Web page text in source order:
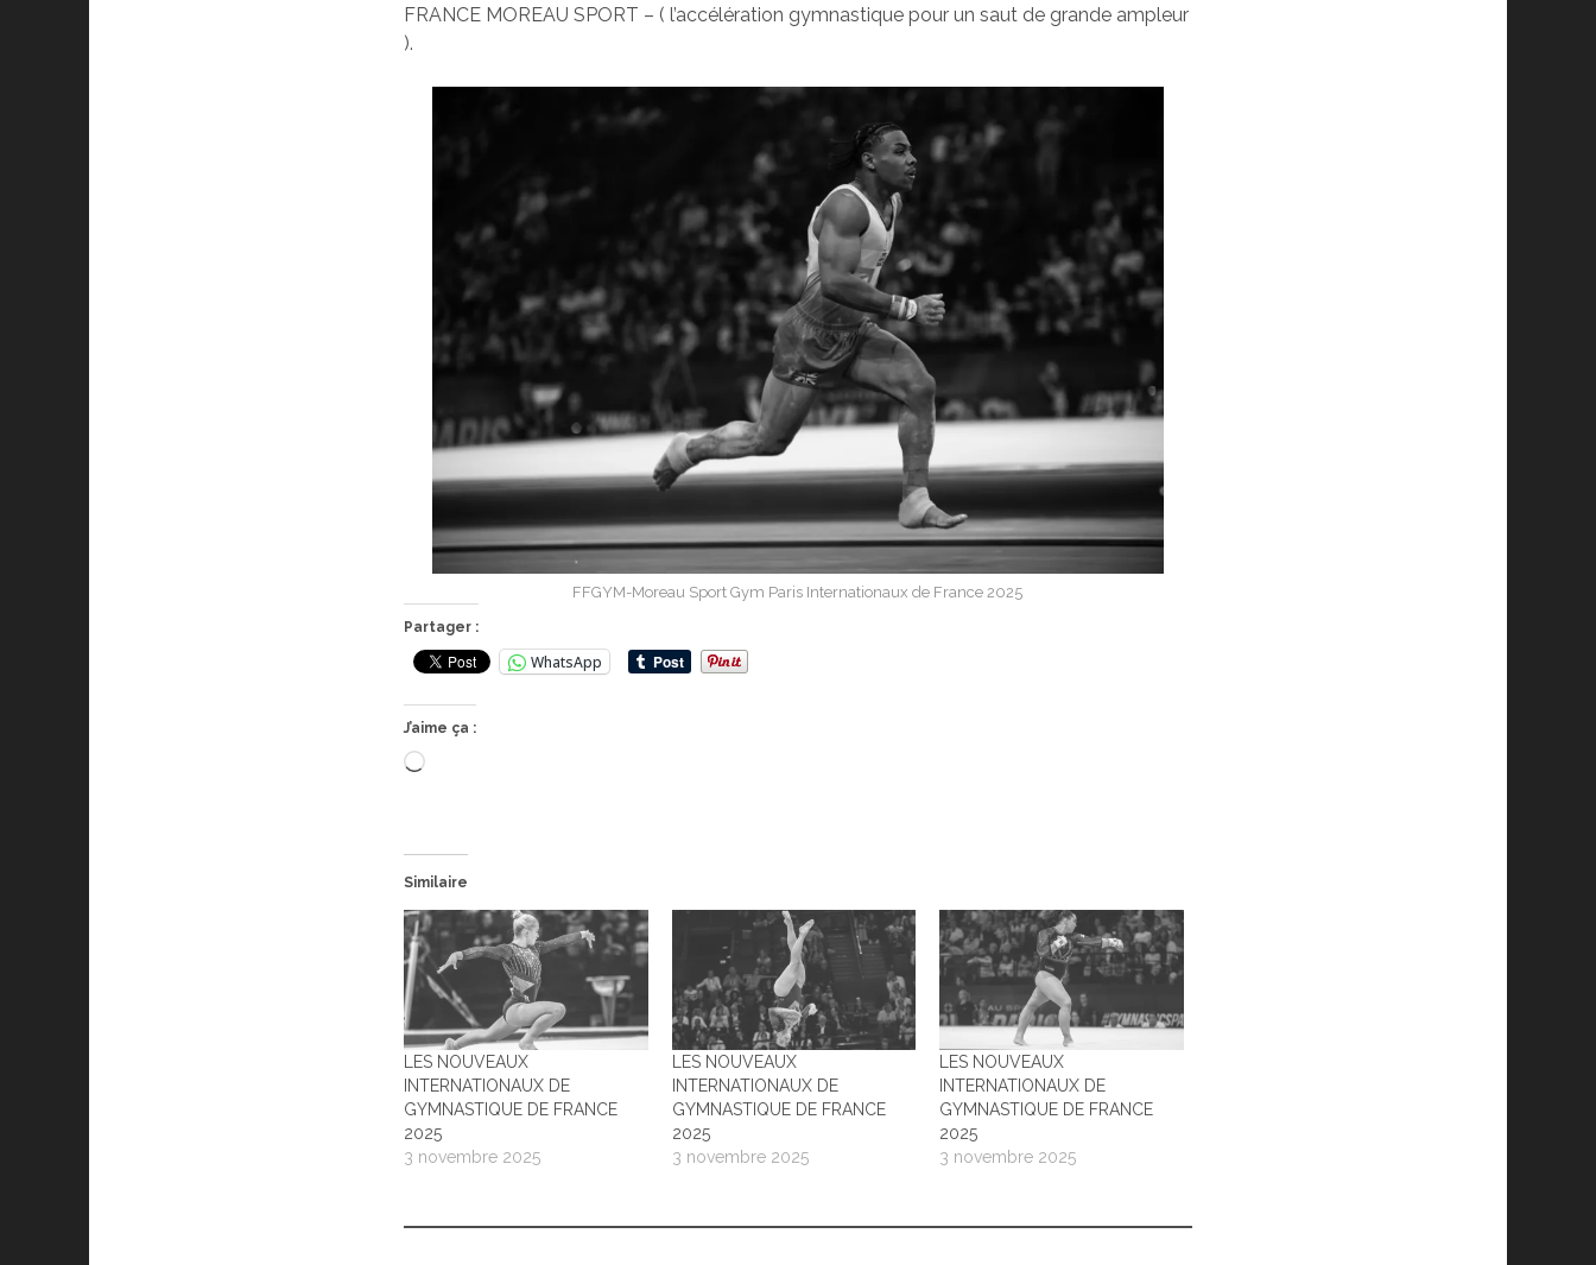
FRANCE MOREAU SPORT – ( l’accélération gymnastique pour un saut de grande ampleur
).
FFGYM-Moreau Sport Gym Paris Internationaux de France 2025
Partager :
WhatsApp
J’aime ça :
Chargement…
Similaire
LES NOUVEAUX
INTERNATIONAUX DE
GYMNASTIQUE DE FRANCE
2025
3 novembre 2025
LES NOUVEAUX
INTERNATIONAUX DE
GYMNASTIQUE DE FRANCE
2025
3 novembre 2025
LES NOUVEAUX
INTERNATIONAUX DE
GYMNASTIQUE DE FRANCE
2025
3 novembre 2025